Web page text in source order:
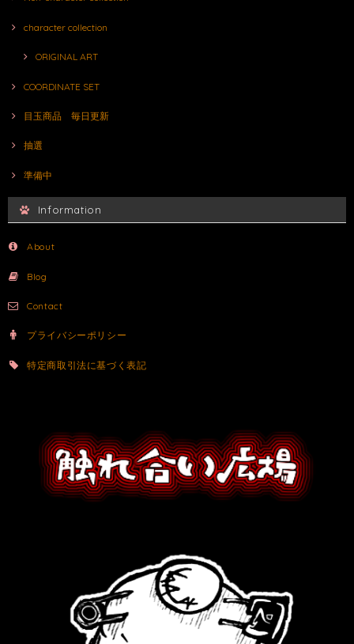
character collection
ORIGINAL ART
COORDINATE SET
目玉商品 毎日更新
抽選
準備中
Information
About
Blog
Contact
プライバシーポリシー
特定商取引法に基づく表記